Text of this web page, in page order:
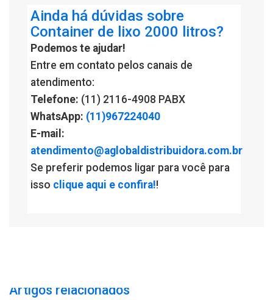
Ainda há dúvidas sobre
Container de lixo 2000 litros?
Podemos te ajudar!
Entre em contato pelos canais de
atendimento:
Telefone: (11) 2116-4908 PABX
WhatsApp: (11)967224040
E-mail:
atendimento@aglobaldistribuidora.com.br
Se preferir podemos ligar para você para
isso clique aqui e confira!!
Artigos relacionados